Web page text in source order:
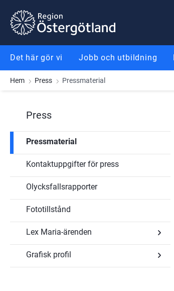
Gå till innehåll
Gå till meny
Gå till sidfot
Det här gör vi Jobb och utbildning
Hem Press Pressmaterial
Press
Pressmaterial
Kontaktuppgifter för press
Olycksfallsrapporter
Fototillstånd
Lex Maria-ärenden
för
Grafisk profil